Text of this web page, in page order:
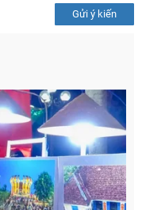
Gửi ý kiến